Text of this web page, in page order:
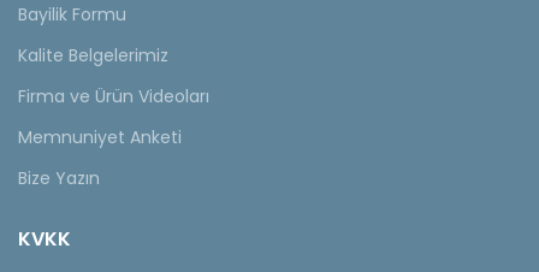
Bayilik Formu
Kalite Belgelerimiz
Firma ve Ürün Videoları
Memnuniyet Anketi
Bize Yazın
KVKK